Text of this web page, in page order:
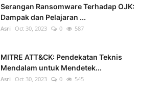
Serangan Ransomware Terhadap OJK:
Dampak dan Pelajaran ...
Asri Oct 30, 2023 0 587
MITRE ATT&CK: Pendekatan Teknis
Mendalam untuk Mendetek...
Asri Oct 30, 2023 0 545